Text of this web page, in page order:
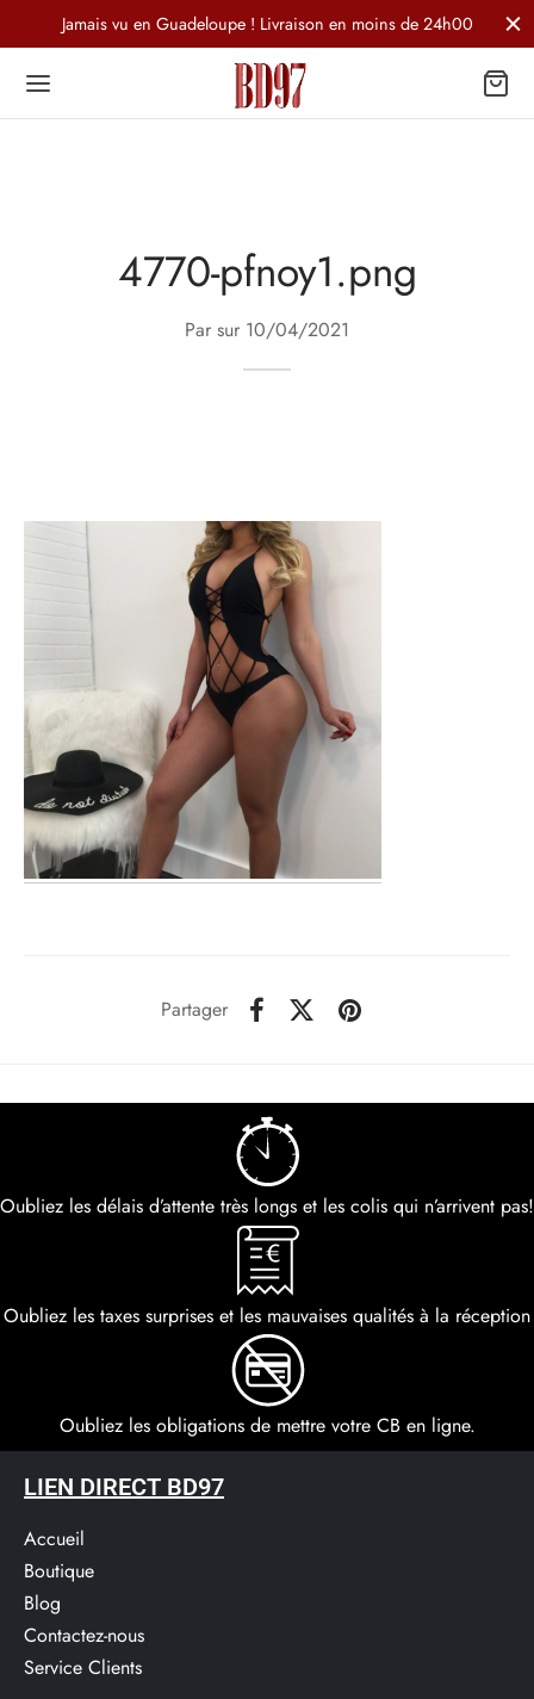
Jamais vu en Guadeloupe ! Livraison en moins de 24h00
4770-pfnoy1.png
Par sur 10/04/2021
Partager
Oubliez les délais d’attente très longs et les colis qui n’arrivent pas!
Oubliez les taxes surprises et les mauvaises qualités à la réception
Oubliez les obligations de mettre votre CB en ligne.
LIEN DIRECT BD97
Accueil
Boutique
Blog
Contactez-nous
Service Clients​